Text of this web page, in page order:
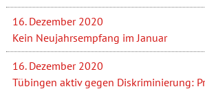
16. Dezember 2020
Kein Neujahrsempfang im Januar
16. Dezember 2020
Tübingen aktiv gegen Diskriminierung: